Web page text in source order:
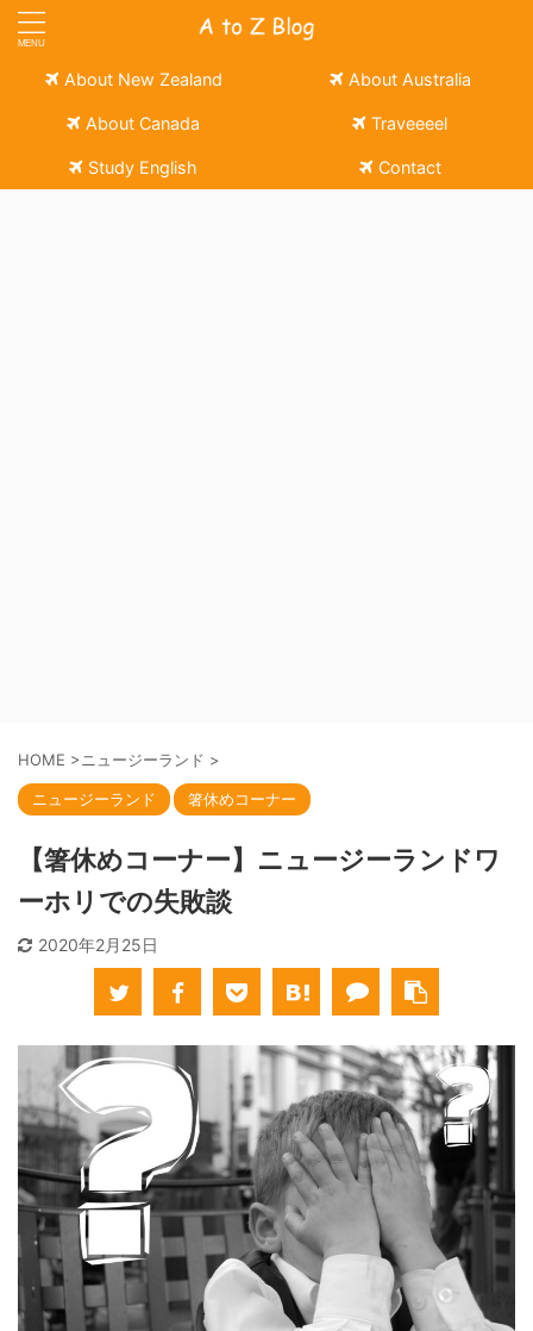
About New Zealand About Australia
About Canada Traveeeel
Study English Contact
HOME >ニュージーランド >
ニュージーランド 箸休めコーナー
【箸休めコーナー】ニュージーランドワ
ーホリでの失敗談
2020年2月25日